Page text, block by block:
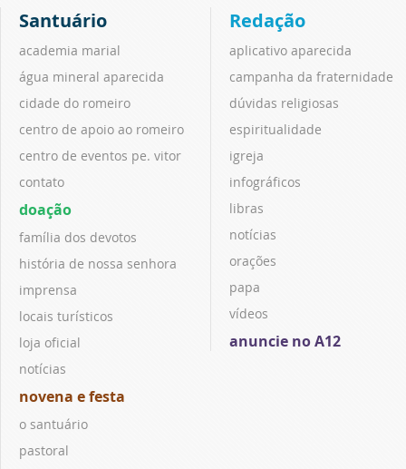
Santuário
academia marial
água mineral aparecida
cidade do romeiro
centro de apoio ao romeiro
centro de eventos pe. vitor
contato
doação
família dos devotos
história de nossa senhora
imprensa
locais turísticos
loja oficial
notícias
novena e festa
o santuário
pastoral
Redação
aplicativo aparecida
campanha da fraternidade
dúvidas religiosas
espiritualidade
igreja
infográficos
libras
notícias
orações
papa
vídeos
anuncie no A12